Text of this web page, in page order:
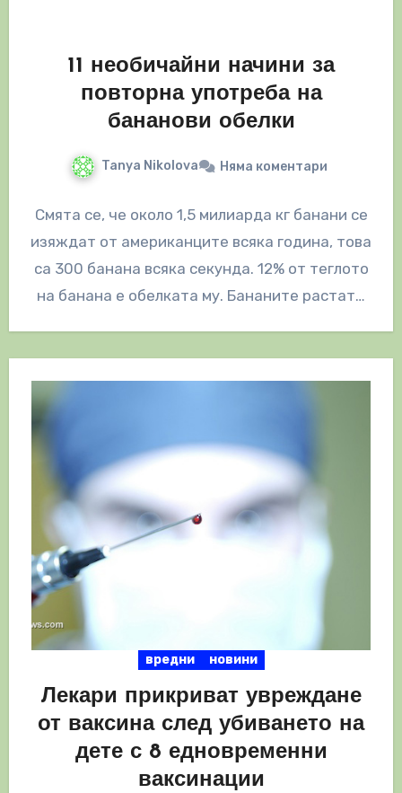
11 необичайни начини за
повторна употреба на
бананови обелки
Tanya Nikolova Няма коментари
Смята се, че около 1,5 милиарда кг банани се
изяждат от американците всяка година, това
са 300 банана всяка секунда. 12% от теглото
на банана е обелката му. Бананите растат…
вредни новини
Лекари прикриват увреждане
от ваксина след убиването на
дете с 8 едновременни
ваксинации